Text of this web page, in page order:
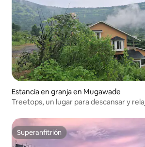
Estancia en granja en Mugawade
Treetops, un lugar para descansar y
Superanfitrión
Superanfitrión